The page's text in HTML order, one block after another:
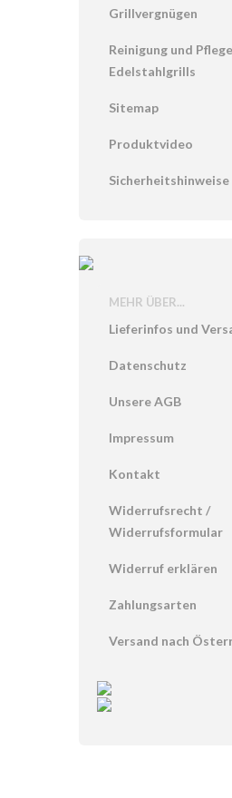
Grillvergnügen
Reinigung und
Edelstahlgrills
Sitemap
Produktvideo
Sicherheitshinweise
MEHR ÜBER...
Lieferinfos und
Datenschutz
Unsere AGB
Impressum
Kontakt
Widerrufsrecht /
Widerrufsformular
Widerruf erklären
Zahlungsarten
Versand nach